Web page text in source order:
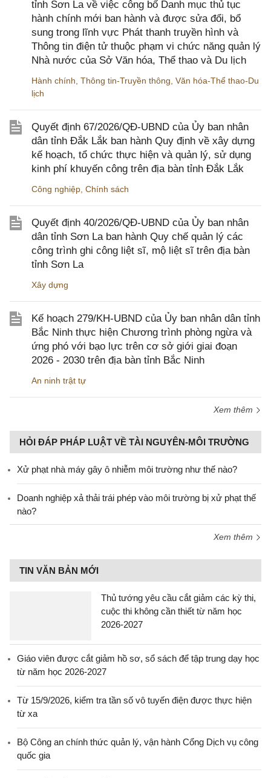
tỉnh Sơn La về việc công bố Danh mục thủ tục
hành chính mới ban hành và được sửa đổi, bổ
sung trong lĩnh vực Phát thanh truyền hình và
Thông tin điện tử thuộc phạm vi chức năng quản lý
Nhà nước của Sở Văn hóa, Thể thao và Du lịch
Hành chính Thông tin-Truyền thông Văn hóa-Thể thao-Du
lịch
Quyết định 67/2026/QĐ-UBND của Ủy ban nhân
dân tỉnh Đắk Lắk ban hành Quy định về xây dựng
kế hoạch, tổ chức thực hiện và quản lý, sử dụng
kinh phí khuyến công trên địa bàn tỉnh Đắk Lắk
Công nghiệp Chính sách
Quyết định 40/2026/QĐ-UBND của Ủy ban nhân
dân tỉnh Sơn La ban hành Quy chế quản lý các
công trình ghi công liệt sĩ, mộ liệt sĩ trên địa bàn
tỉnh Sơn La
Xây dựng
Kế hoạch 279/KH-UBND của Ủy ban nhân dân tỉnh
Bắc Ninh thực hiện Chương trình phòng ngừa và
ứng phó với bạo lực trên cơ sở giới giai đoạn
2026 - 2030 trên địa bàn tỉnh Bắc Ninh
An ninh trật tự
Xem thêm
HỎI ĐÁP PHÁP LUẬT VỀ TÀI NGUYÊN-MÔI TRƯỜNG
Xử phạt nhà máy gây ô nhiễm môi trường như thế nào?
Doanh nghiệp xả thải trái phép vào môi trường bị xử phạt thế
nào?
Xem thêm
TIN VĂN BẢN MỚI
Thủ tướng yêu cầu cắt giảm các kỳ thi,
cuộc thi không cần thiết từ năm học
2026-2027
Giáo viên được cắt giảm hồ sơ, sổ sách để tập trung dạy học
từ năm học 2026-2027
Từ 15/9/2026, kiểm tra tần số vô tuyến điện được thực hiện
từ xa
Bộ Công an chính thức quản lý, vận hành Cổng Dịch vụ công
quốc gia